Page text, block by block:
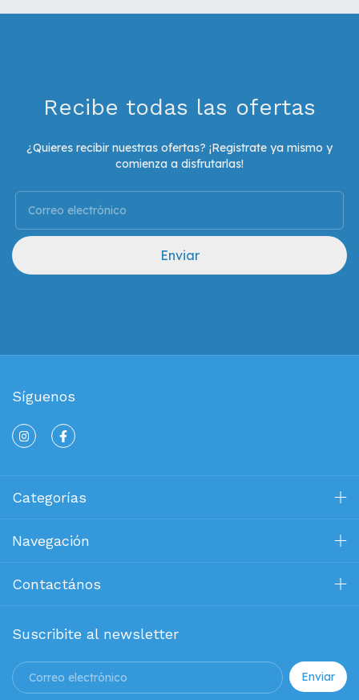
Recibe todas las ofertas
¿Quieres recibir nuestras ofertas? ¡Registrate ya mismo y
comienza a disfrutarlas!
Síguenos
Categorías
Navegación
Contactános
Suscribite al newsletter